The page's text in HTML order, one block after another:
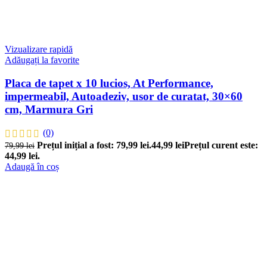
Vizualizare rapidă
Adăugați la favorite
Placa de tapet x 10 lucios, At Performance,
impermeabil, Autoadeziv, usor de curatat, 30×60
cm, Marmura Gri
(0)
79,99lei Prețul inițial a fost: 79,99 lei.44,99 leiPrețul curent este:
44,99 lei.
Adaugă în coș